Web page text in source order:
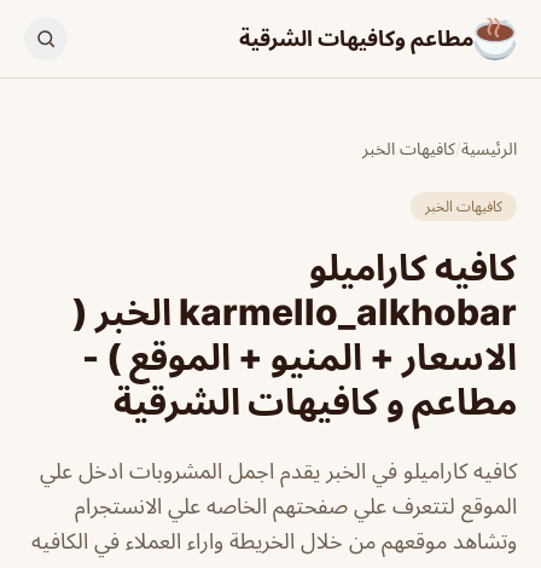
مطاعم وكافيهات الشرقية
الرئيسية/كافيهات الخبر
كافيهات الخبر
كافيه كاراميلو
karmello_alkhobar الخبر (
الاسعار + المنيو + الموقع ) -
مطاعم و كافيهات الشرقية
كافيه كاراميلو في الخبر يقدم اجمل المشروبات ادخل علي
الموقع لتتعرف علي صفحتهم الخاصه علي الانستجرام
وتشاهد موقعهم من خلال الخريطة واراء العملاء في الكافيه